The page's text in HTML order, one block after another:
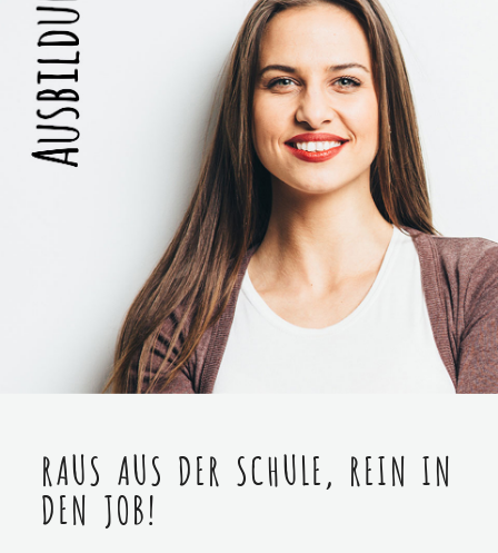
RAUS AUS DER SCHULE, REIN IN
DEN JOB!